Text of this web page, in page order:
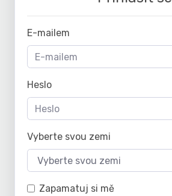
E-mailem
Heslo
Vyberte svou zemi
Zapamatuj si mě